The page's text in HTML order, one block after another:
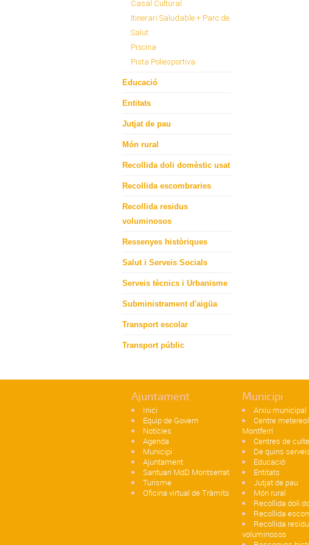
Casal Cultural
Itinerari Saludable + Parc de
Salut
Piscina
Pista Poliesportiva
Educació
Entitats
Jutjat de pau
Món rural
Recollida doli domèstic usat
Recollida escombraries
Recollida residus
voluminosos
Ressenyes històriques
Salut i Serveis Socials
Serveis tècnics i Urbanisme
Subministrament d'aigüa
Transport escolar
Transport públic
Ajuntament
Inici
Equip de Govern
Notícies
Agenda
Municipi
Ajuntament
Santuari MdD Montserrat
Turisme
Oficina virtual de Tràmits
Municipi
Arxiu municipal
Centre
Montferri
Centres de culte
De quins
Educació
Entitats
Jutjat de pau
Món rural
Recollida doli
Recollida
Recollida
voluminosos